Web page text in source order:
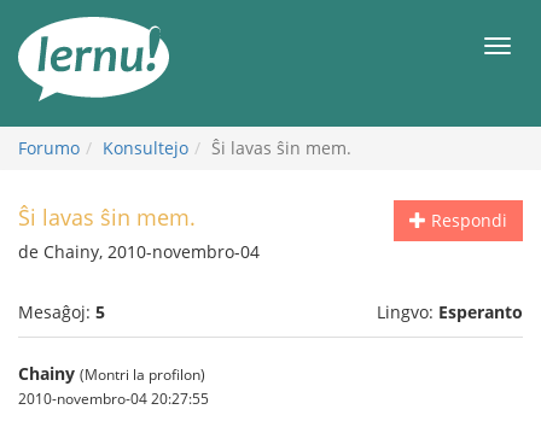
enhavo
Forumo Konsultejo Ŝi lavas ŝin mem.
Respondi
Ŝi lavas ŝin mem.
de Chainy, 2010-novembro-04
Mesaĝoj: 5 Lingvo: Esperanto
Chainy (Montri la profilon)
2010-novembro-04 20:27:55